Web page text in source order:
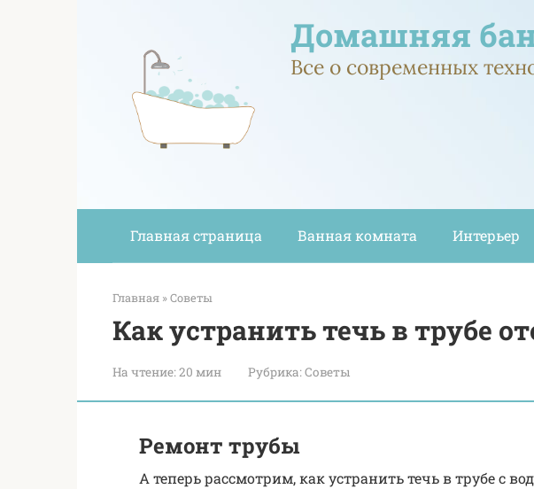
Домашняя
Все о современных
Главная страница Ванная комната Интерьер
Главная »Советы
Как устранить течь в трубе
На чтение:20 мин Рубрика:Советы
Ремонт трубы
А теперь рассмотрим, как устранить течь в трубе с